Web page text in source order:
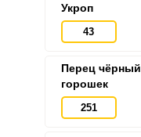
Укроп
43
Перец чёрный
горошек
251